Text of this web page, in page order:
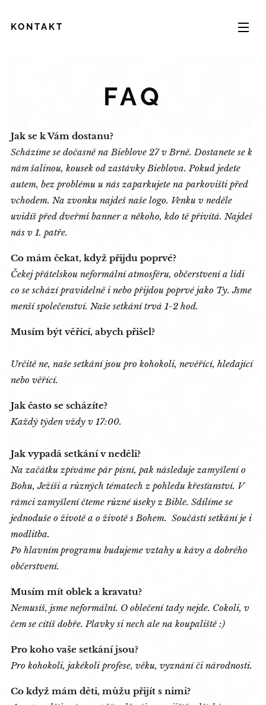
KONTAKT
FAQ
Jak se k Vám dostanu?
Scházíme se dočasně na Bieblove 27 v Brně. Dostanete se k
nám šalinou, kousek od zastávky Bieblova. Pokud jedete
autem, bez problému u nás zaparkujete na parkovišti před
vchodem. Na zvonku najdeš naše logo. Venku v neděle
uvidíš před dveřmi banner a někoho, kdo tě přivítá. Najdeš
nás v 1. patře.
Co mám čekat, když přijdu poprvé?
Čekej přátelskou neformální atmosféru, občerstvení a lidi
co se schází pravidelně i nebo přijdou poprvé jako Ty. Jsme
menší společenství. Naše setkání trvá 1-2 hod.
Musím být věřící, abych přišel?
Určitě ne, naše setkání jsou pro kohokoli, nevěřící, hledající
nebo věřící.
Jak často se scházíte?
Každý týden vždy v 17:00.
Jak vypadá setkání v neděli?
Na začátku zpíváme pár písní, pak následuje zamyšlení o
Bohu, Ježíši a různých tématech z pohledu křesťanství. V
rámci zamyšlení čteme různé úseky z Bible. Sdílíme se
jednoduše o životě a o životě s Bohem. Součástí setkání je i
modlitba.
Po hlavním programu budujeme vztahy u kávy a dobrého
občerstvení.
Musím mít oblek a kravatu?
Nemusíš, jsme neformální. O oblečení tady nejde. Cokoli, v
čem se cítíš dobře. Plavky si nech ale na koupaliště :)
Pro koho vaše setkání jsou?
Pro kohokoli, jakékoli profese, věku, vyznání či národnosti.
Co když mám děti, můžu přijít s nimi?